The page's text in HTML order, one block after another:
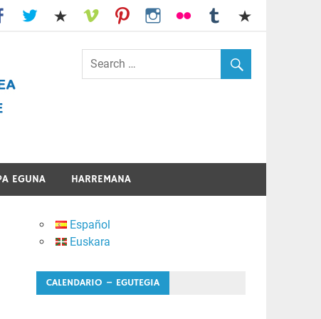
Usandizaga-Peñaflorida-Amara
EGUNA HARREMANA
Español
Euskara
CALENDARIO – EGUTEGIA